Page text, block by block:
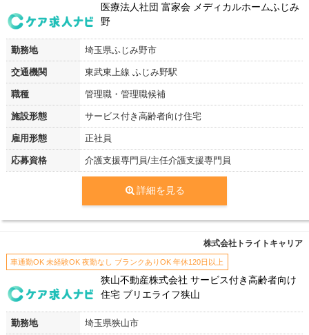
医療法人社団 富家会 メディカルホームふじみ
野
勤務地 埼玉県ふじみ野市
交通機関 東武東上線 ふじみ野駅
職種 管理職・管理職候補
施設形態 サービス付き高齢者向け住宅
雇用形態 正社員
応募資格 介護支援専門員/主任介護支援専門員
詳細を見る
株式会社トライトキャリア
車通勤OK 未経験OK 夜勤なし ブランクありOK 年休120日以上
狭山不動産株式会社 サービス付き高齢者向け
住宅 ブリエライフ狭山
勤務地 埼玉県狭山市